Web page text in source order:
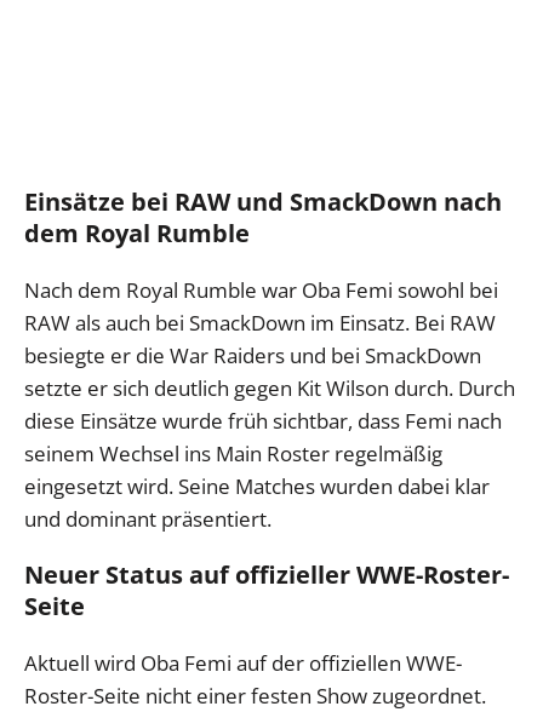
Einsätze bei RAW und SmackDown nach
dem Royal Rumble
Nach dem Royal Rumble war Oba Femi sowohl bei
RAW als auch bei SmackDown im Einsatz. Bei RAW
besiegte er die War Raiders und bei SmackDown
setzte er sich deutlich gegen Kit Wilson durch. Durch
diese Einsätze wurde früh sichtbar, dass Femi nach
seinem Wechsel ins Main Roster regelmäßig
eingesetzt wird. Seine Matches wurden dabei klar
und dominant präsentiert.
Neuer Status auf offizieller WWE-Roster-
Seite
Aktuell wird Oba Femi auf der offiziellen WWE-
Roster-Seite nicht einer festen Show zugeordnet.